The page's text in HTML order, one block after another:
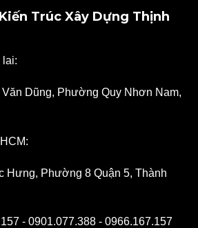
Trúc Xây Dựng Thịnh
lai:
Dũng, Phường Quy Nhơn Nam,
Hưng, Phường 8 Quận 5, Thành
- 0901.077.388 - 0966.167.157